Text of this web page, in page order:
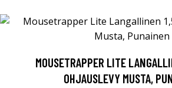
MOUSETRAPPER LITE
OHJAUSLEVY MUSTA,